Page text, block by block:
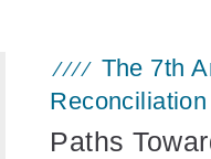
The 7th
Paths